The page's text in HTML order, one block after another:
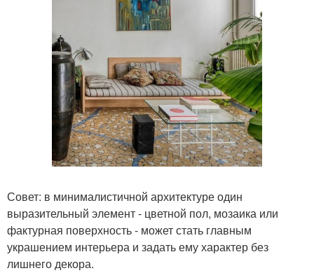
Совет: в минималистичной архитектуре один
выразительный элемент - цветной пол, мозаика или
фактурная поверхность - может стать главным
украшением интерьера и задать ему характер без
лишнего декора.